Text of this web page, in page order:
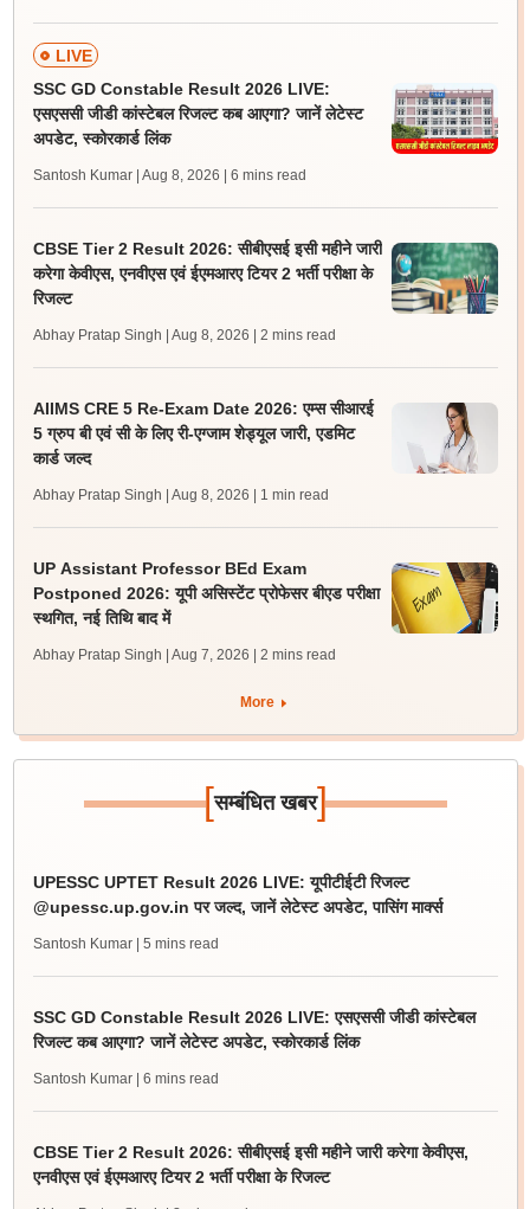
LIVE
SSC GD Constable Result 2026 LIVE:
एसएससी जीडी कांस्टेबल रिजल्ट कब आएगा? जानें लेटेस्ट
अपडेट, स्कोरकार्ड लिंक
Santosh Kumar | Aug 8, 2026 | 6 mins read
CBSE Tier 2 Result 2026: सीबीएसई इसी महीने जारी
करेगा केवीएस, एनवीएस एवं ईएमआरए टियर 2 भर्ती परीक्षा के
रिजल्ट
Abhay Pratap Singh | Aug 8, 2026 | 2 mins read
AIIMS CRE 5 Re-Exam Date 2026: एम्स सीआरई
5 ग्रुप बी एवं सी के लिए री-एग्जाम शेड्यूल जारी, एडमिट
कार्ड जल्द
Abhay Pratap Singh | Aug 8, 2026 | 1 min read
UP Assistant Professor BEd Exam
Postponed 2026: यूपी असिस्टेंट प्रोफेसर बीएड परीक्षा
स्थगित, नई तिथि बाद में
Abhay Pratap Singh | Aug 7, 2026 | 2 mins read
More
[सम्बंधित खबर]
UPESSC UPTET Result 2026 LIVE: यूपीटीईटी रिजल्ट
@upessc.up.gov.in पर जल्द, जानें लेटेस्ट अपडेट, पासिंग मार्क्स
Santosh Kumar | 5 mins read
SSC GD Constable Result 2026 LIVE: एसएससी जीडी कांस्टेबल
रिजल्ट कब आएगा? जानें लेटेस्ट अपडेट, स्कोरकार्ड लिंक
Santosh Kumar | 6 mins read
CBSE Tier 2 Result 2026: सीबीएसई इसी महीने जारी करेगा केवीएस,
एनवीएस एवं ईएमआरए टियर 2 भर्ती परीक्षा के रिजल्ट